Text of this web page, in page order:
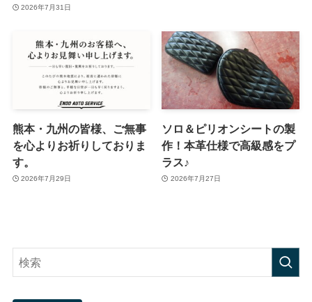
2026年7月31日
熊本・九州の皆様、ご無事
を心よりお祈りしておりま
す。
2026年7月29日
ソロ＆ピリオンシートの製
作！本革仕様で高級感をプ
ラス♪
2026年7月27日